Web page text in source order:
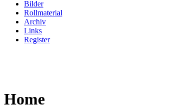
Bilder
Rollmaterial
Archiv
Links
Register
Home